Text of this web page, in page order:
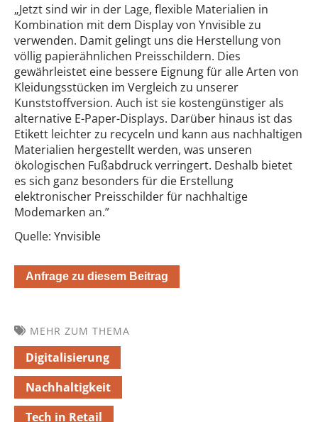
„Jetzt sind wir in der Lage, flexible Materialien in
Kombination mit dem Display von Ynvisible zu
verwenden. Damit gelingt uns die Herstellung von
völlig papierähnlichen Preisschildern. Dies
gewährleistet eine bessere Eignung für alle Arten von
Kleidungsstücken im Vergleich zu unserer
Kunststoffversion. Auch ist sie kostengünstiger als
alternative E-Paper-Displays. Darüber hinaus ist das
Etikett leichter zu recyceln und kann aus nachhaltigen
Materialien hergestellt werden, was unseren
ökologischen Fußabdruck verringert. Deshalb bietet
es sich ganz besonders für die Erstellung
elektronischer Preisschilder für nachhaltige
Modemarken an.”
Quelle: Ynvisible
Anfrage zu diesem Beitrag
MEHR ZUM THEMA
Digitalisierung
Nachhaltigkeit
Tech in Retail